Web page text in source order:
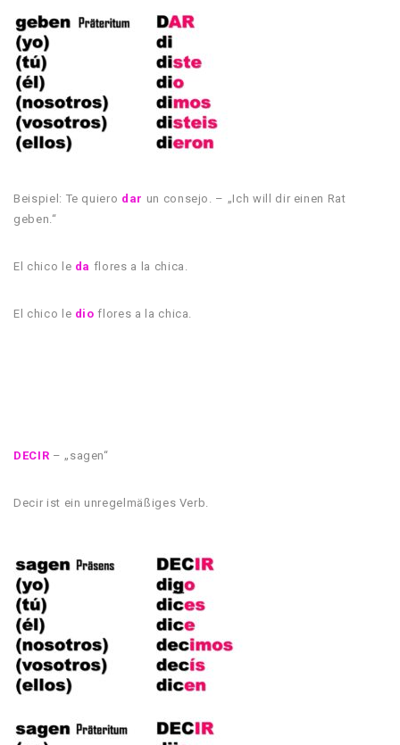
Beispiel: Te quiero dar un consejo. – „Ich will dir einen Rat
geben.“
El chico le da flores a la chica.
El chico le dio flores a la chica.
DECIR – „sagen“
Decir ist ein unregelmäßiges Verb.